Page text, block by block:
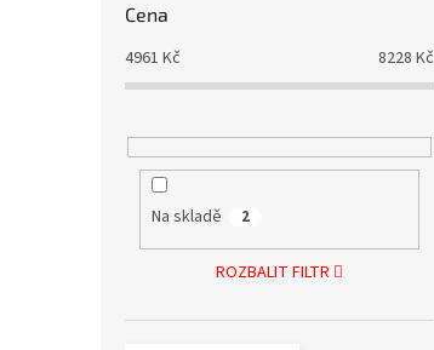
Cena
4961 Kč 8228 Kč
Na skladě 2
ROZBALIT FILTR